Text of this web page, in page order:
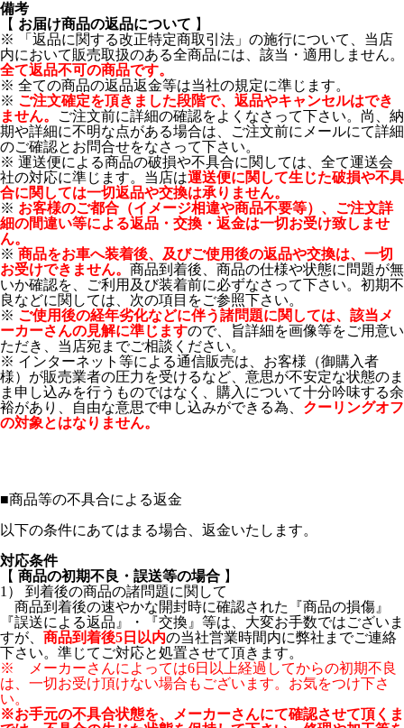
備考
【 お届け商品の返品について 】
※ 「返品に関する改正特定商取引法」の施行について、当店
内において販売取扱のある全商品には、該当・適用しません。
全て返品不可の商品です。
※ 全ての商品の返品返金等は当社の規定に準じます。
※ ご注文確定を頂きました段階で、返品やキャンセルはでき
ません。
ご注文前に詳細の確認をよくなさって下さい。尚、納
期や詳細に不明な点がある場合は、ご注文前にメールにて詳細
のご確認とお問合せをなさって下さい。
※ 運送便による商品の破損や不具合に関しては、全て運送会
社の対応に準じます。当店は運送便に関して生じた破損や不具
合に関しては一切返品や交換は承りません。
※ お客様のご都合（イメージ相違や商品不要等）、ご注文詳
細の間違い等による返品・交換・返金は一切お受け致しませ
ん。
※ 商品をお車へ装着後、及びご使用後の返品や交換は、一切
お受けできません。 商品到着後、商品の仕様や状態に問題が無
いか確認を、ご利用及び装着前に必ずなさって下さい。初期不
良などに関しては、次の項目をご参照下さい。
※ ご使用後の経年劣化などに伴う諸問題に関しては、該当メ
ーカーさんの見解に準じますので、旨詳細を画像等をご用意い
ただき、当店宛までご相談ください。
※ インターネット等による通信販売は、お客様（御購入者
様）が販売業者の圧力を受けるなど、意思が不安定な状態のま
ま申し込みを行うものではなく、購入について十分吟味する余
裕があり、自由な意思で申し込みができる為、 クーリングオフ
の対象とはなりません。
■商品等の不具合による返金
以下の条件にあてはまる場合、返金いたします。
対応条件
【 商品の初期不良・誤送等の場合 】
1） 到着後の商品の諸問題に関して
商品到着後の速やかな開封時に確認された『商品の損傷』
『誤送による返品』・『交換』等は、大変お手数ではございま
すが、 商品到着後5日以内の当社営業時間内に弊社までご連絡
下さい。準じてご対応と処置させて頂きます。
※ メーカーさんによっては6日以上経過してからの初期不良
は、一切お受け頂けない場合もございます。お気をつけ下さ
い。
※お手元の不具合状態を、メーカーさんにて確認させて頂くま